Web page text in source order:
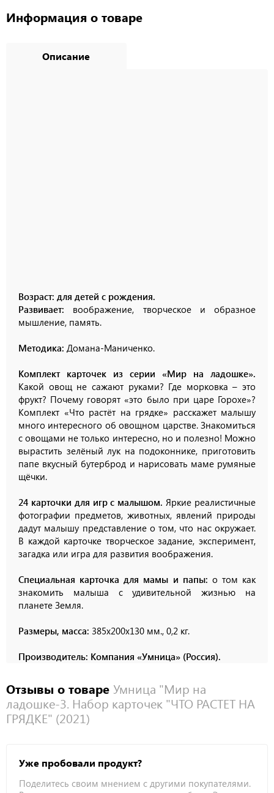
Информация о товаре
Описание
Возраст: для детей с рождения.
Развивает: воображение, творческое и образное
мышление, память.
Методика: Домана-Маниченко.
Комплект карточек из серии «Мир на ладошке».
Какой овощ не сажают руками? Где морковка – это
фрукт? Почему говорят «это было при царе Горохе»?
Комплект «Что растёт на грядке» расскажет малышу
много интересного об овощном царстве. Знакомиться
с овощами не только интересно, но и полезно! Можно
вырастить зелёный лук на подоконнике, приготовить
папе вкусный бутерброд и нарисовать маме румяные
щёчки.
24 карточки для игр с малышом. Яркие реалистичные
фотографии предметов, животных, явлений природы
дадут малышу представление о том, что нас окружает.
В каждой карточке творческое задание, эксперимент,
загадка или игра для развития воображения.
Специальная карточка для мамы и папы: о том как
знакомить малыша с удивительной жизнью на
планете Земля.
Размеры, масса: 385х200х130 мм., 0,2 кг.
Производитель: Компания «Умница» (Россия).
Отзывы о товаре Умница "Мир на
ладошке-3. Набор карточек "ЧТО РАСТЕТ НА
ГРЯДКЕ" (2021)
Уже пробовали продукт?
Поделитесь своим мнением с другими покупателями.